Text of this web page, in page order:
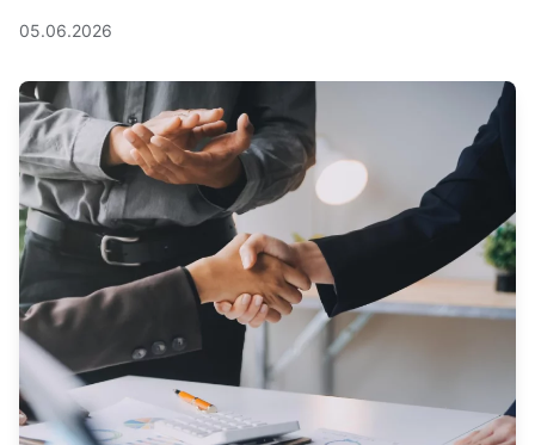
05.06.2026